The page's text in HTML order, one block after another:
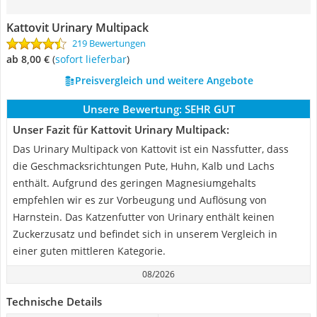
Kattovit Urinary Multipack
219 Bewertungen
ab 8,00 € ( Sofort lieferbar)
Preisvergleich und weitere Angebote
Unsere Bewertung: SEHR GUT
Unser Fazit für Kattovit Urinary Multipack:
Das Urinary Multipack von Kattovit ist ein Nassfutter, dass
die Geschmacksrichtungen Pute, Huhn, Kalb und Lachs
enthält. Aufgrund des geringen Magnesiumgehalts
empfehlen wir es zur Vorbeugung und Auflösung von
Harnstein. Das Katzenfutter von Urinary enthält keinen
Zuckerzusatz und befindet sich in unserem Vergleich in
einer guten mittleren Kategorie.
08/2026
Technische Details